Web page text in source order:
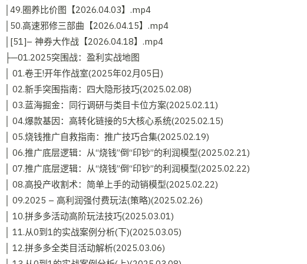
│49.圈养比价图【2026.04.03】.mp4
│50.高速邪修三部曲【2026.04.15】.mp4
│[51]– 神券大作战【2026.04.18】.mp4
├─01.2025突围战：盈利实战地图
│ 01.卷王!开年作战室(2025年02月05日)
│ 02.新手突围指南：四大隐形技巧(2025.02.08)
│ 03.蓝海掘金：同行调研与类目卡位方案(2025.02.11)
│ 04.爆款基因：高转化链接的5大核心系统(2025.02.15)
│ 05.烧钱推广自救指南：推广技巧合集(2025.02.19)
│ 06.推广底层逻辑：从“烧钱”倒“印钞”的利润模型(2025.02.21)
│ 07.推广底层逻辑：从“烧钱”倒“印钞”的利润模型(2025.02.22)
│ 08.高投产收割术：简单上手的动销模型(2025.02.22)
│ 09.2025 – 高利润强付费玩法(策略)(2025.02.26)
│ 10.拼多多活动高阶玩法技巧(2025.03.01)
│ 11.从0到1的实战案例分析(下)(2025.03.05)
│ 12.拼多多全类目活动解析(2025.03.06)